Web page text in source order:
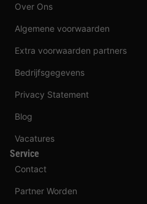
Over Ons
Algemene voorwaarden
Extra voorwaarden partners
Bedrijfsgegevens
Privacy Statement
Blog
Vacatures
Service
Contact
Partner Worden